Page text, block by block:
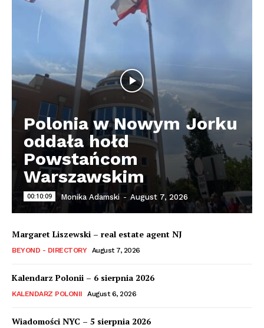
Polonia w Nowym Jorku
oddała hołd
Powstańcom
Warszawskim
00:10:09 Monika Adamski - August 7, 2026
Margaret Liszewski – real estate agent NJ
BEYOND - DIRECTORY August 7, 2026
Kalendarz Polonii – 6 sierpnia 2026
KALENDARZ POLONII August 6, 2026
Wiadomości NYC – 5 sierpnia 2026